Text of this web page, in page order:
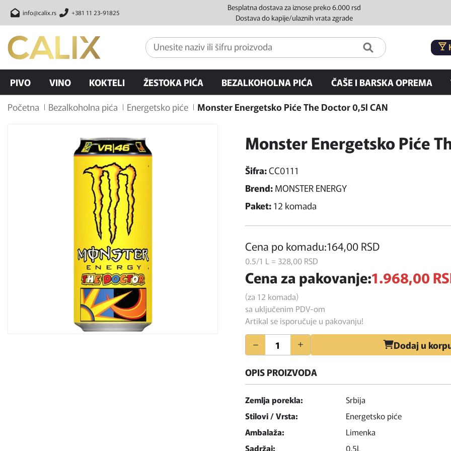
info@calix.rs +381 11 23-91825
Besplatna dostava za iznose preko 6.000 rsd
Dostava do kapije/ulaznih vrata zgrade
PIVO VINO KOKTELI ŽESTOKA PIĆA BEZALKOHOLNA PIĆA ČAŠE I BARSKA OPREMA
Početna
Bezalkoholna pića Energetsko piće Monster Energetsko Piće The Doctor 0,5l CAN
Monster Energetsko Piće
Šifra:CC0111
Brend:MONSTER ENERGY
Paket:12 komada
Cena po komadu:164,00RSD
0.5/1 L = 328,00 RSD
Cena za pakovanje:1.968,00
(za 12 komada)
sa uključenim PDV-om
Artikal se isporučuje u pakovanju!
Dodaj u
OPIS PROIZVODA
Zemlja porekla:
Srbija
Stilovi / Vrsta:
Energetsko piće
Ambalaža:
Limenka
Sadržaj:
0.5L